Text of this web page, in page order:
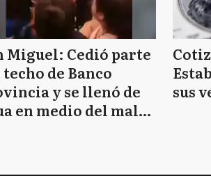
Miguel: Cedió parte
de Banco
y se llenó de
en medio del mal
sus